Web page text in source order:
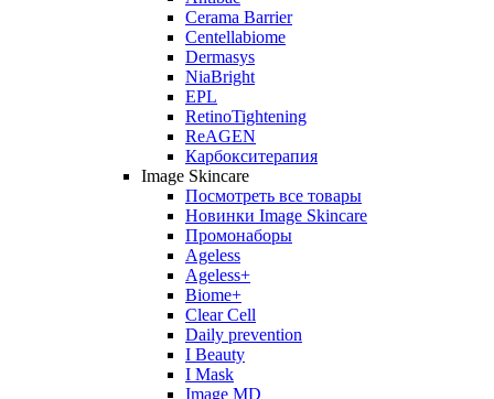
Cerama Barrier
Centellabiome
Dermasys
NiaBright
EPL
RetinoTightening
ReAGEN
Карбокситерапия
Image Skincare
Посмотреть все товары
Новинки Image Skincare
Промонаборы
Ageless
Ageless+
Biome+
Clear Cell
Daily prevention
I Beauty
I Mask
Image MD